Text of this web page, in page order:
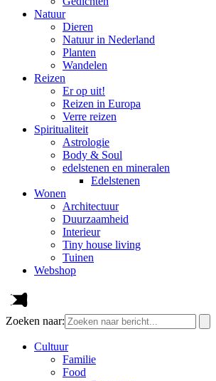
Natuur
Dieren
Natuur in Nederland
Planten
Wandelen
Reizen
Er op uit!
Reizen in Europa
Verre reizen
Spiritualiteit
Astrologie
Body & Soul
edelstenen en mineralen
Edelstenen
Wonen
Architectuur
Duurzaamheid
Interieur
Tiny house living
Tuinen
Webshop
Zoeken naar:
Cultuur
Familie
Food